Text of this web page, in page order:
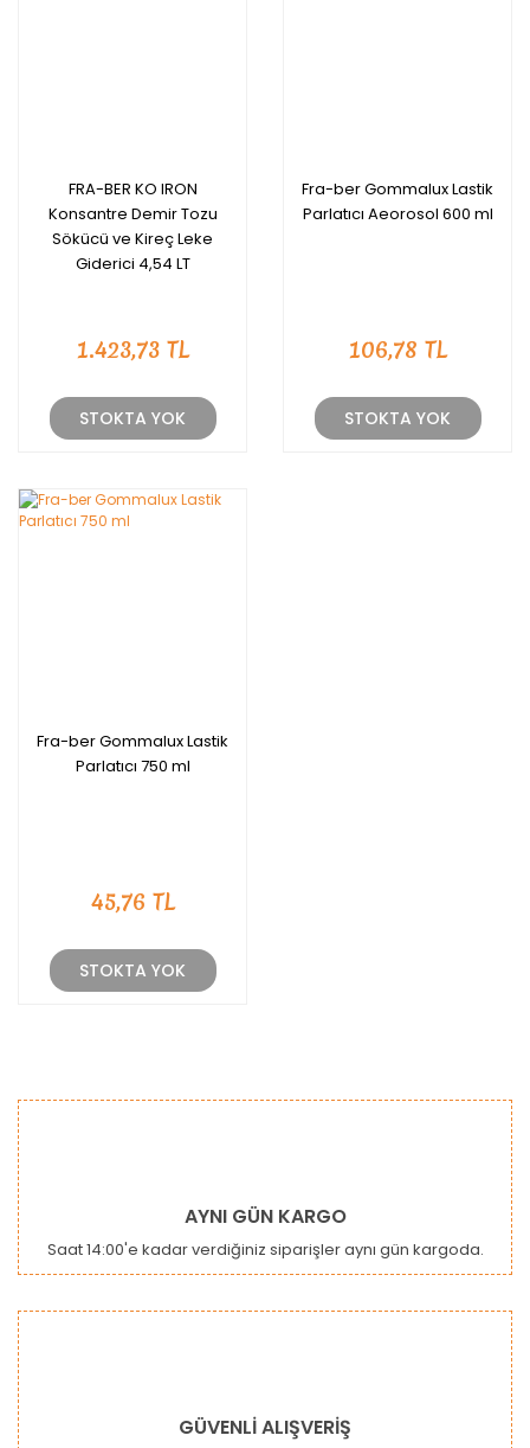
FRA-BER KO IRON
Konsantre Demir Tozu
Sökücü ve Kireç Leke
Giderici 4,54 LT
1.423,73 TL
STOKTA YOK
Fra-ber Gommalux Lastik
Parlatıcı Aeorosol 600 ml
106,78 TL
STOKTA YOK
Fra-ber Gommalux Lastik
Parlatıcı 750 ml
45,76 TL
STOKTA YOK
AYNI GÜN KARGO
Saat 14:00'e kadar verdiğiniz siparişler aynı gün kargoda.
GÜVENLİ ALIŞVERİŞ